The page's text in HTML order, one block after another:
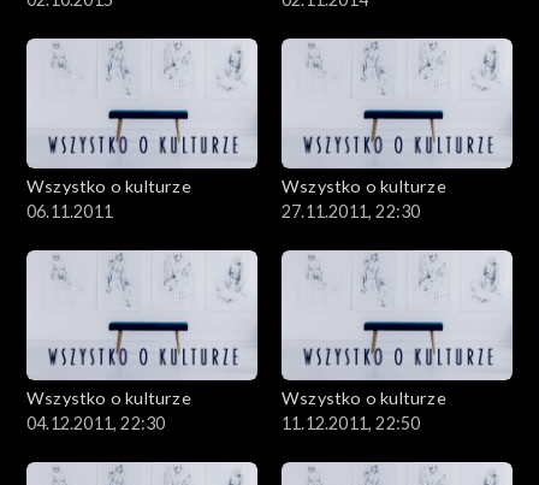
Wszystko o kulturze
06.11.2011
Wszystko o kulturze
27.11.2011, 22:30
Wszystko o kulturze
04.12.2011, 22:30
Wszystko o kulturze
11.12.2011, 22:50